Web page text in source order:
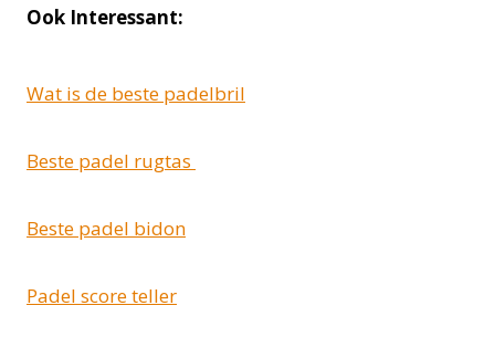
Ook Interessant:
Wat is de beste padelbril
Beste padel rugtas
Beste padel bidon
Padel score teller